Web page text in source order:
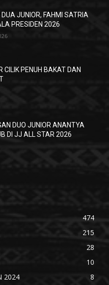
DUA JUNIOR, FAHMI SATRIA
PRESIDEN 2026
CILIK PENUH BAKAT DAN
DUO JUNIOR ANANTYA
DI JJ ALL STAR 2026
474
215
28
10
2024
8